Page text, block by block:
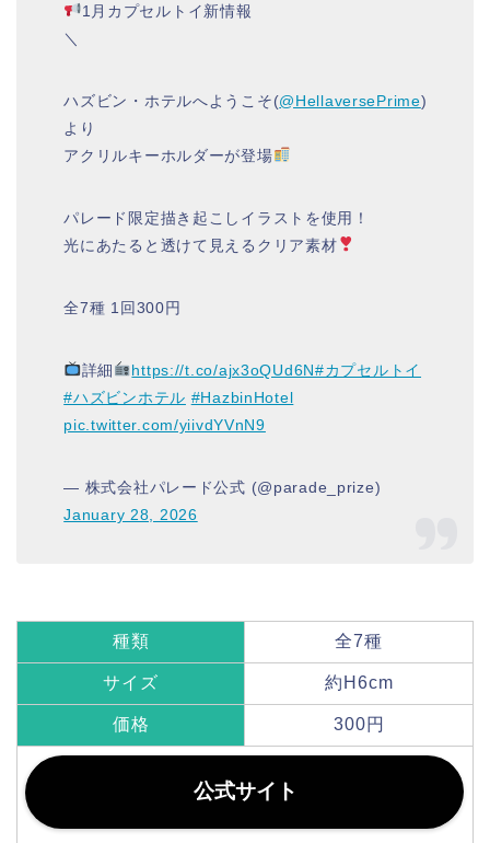
1月カプセルトイ新情報
＼
ハズビン・ホテルへようこそ(@HellaversePrime)
より
アクリルキーホルダーが登場
パレード限定描き起こしイラストを使用！
光にあたると透けて見えるクリア素材
全7種 1回300円
詳細 https://t.co/ajx3oQUd6N#カプセルトイ
#ハズビンホテル #HazbinHotel
pic.twitter.com/yiivdYVnN9
— 株式会社パレード公式 (@parade_prize)
January 28, 2026
種類 全7種
サイズ 約H6cm
価格 300円
公式サイト